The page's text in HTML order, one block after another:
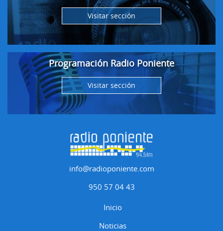
Visitar sección
Programación Radio Poniente
Visitar sección
info@radioponiente.com
950 57 04 43
Inicio
Noticias